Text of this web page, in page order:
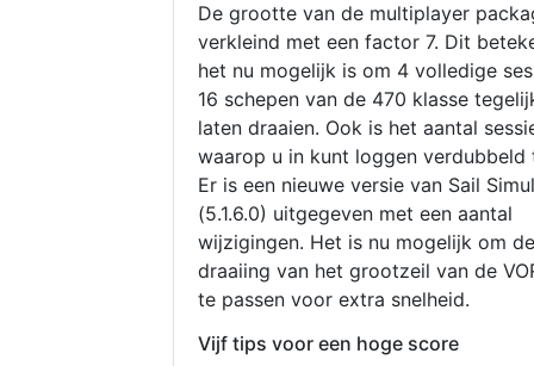
De grootte van de multiplayer
verkleind met een factor 7. Dit
het nu mogelijk is om 4 volledige
16 schepen van de 470 klasse
laten draaien. Ook is het aantal
waarop u in kunt loggen verdubbeld
Er is een nieuwe versie van Sail
(5.1.6.0) uitgegeven met een aantal
wijzigingen. Het is nu mogelijk om de
draaiing van het grootzeil van de
te passen voor extra snelheid.
Vijf tips voor een hoge score